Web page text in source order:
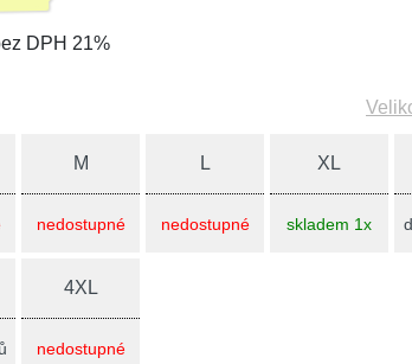
DPH 21%
M
nedostupné
L
nedostupné
XL
skladem 1x
4XL
nedostupné